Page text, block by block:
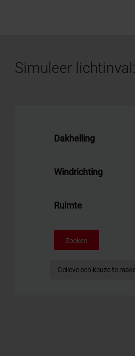
Simuleer lichtinval: